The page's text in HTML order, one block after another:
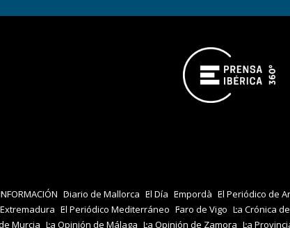
Diario de Mallorca El Día Empordà El Periódico de
El Periódico Mediterráneo Faro de Vigo La Crónica
Murcia La Opinión de Málaga La Opinión de Zamora La